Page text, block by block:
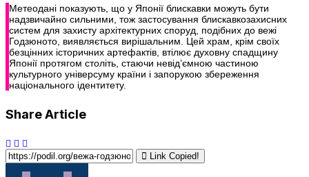
Метеодані показують, що у Японії блискавки можуть бути
надзвичайно сильними, тож застосування блискавкозахисних
систем для захисту архітектурних споруд, подібних до вежі
Годзюното, виявляється вирішальним. Цей храм, крім своїх
безцінних історичних артефактів, втілює духовну спадщину
Японії протягом століть, стаючи невід’ємною частиною
культурного універсуму країни і запорукою збереження
національного ідентитету.
Share Article
Link Copied!